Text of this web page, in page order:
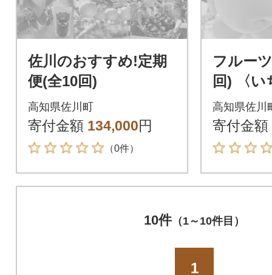
佐川のおすすめ!定期
便(全10回)
高知県佐川町
寄付金額 134,000円
（0件）
フルー
回) 〈い
梨〉
高知県佐川
寄付金額
10件（1～10件目）
1